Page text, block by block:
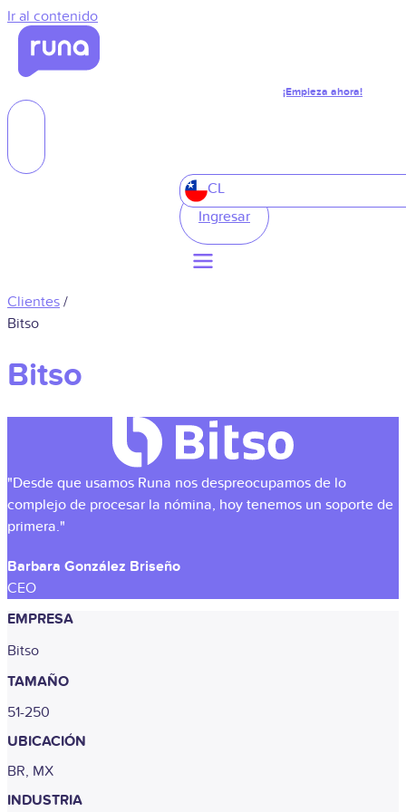
Ir al contenido
¡Empieza ahora!
CL
Ingresar
Clientes /
Bitso
Bitso
"Desde que usamos Runa nos despreocupamos de lo
complejo de procesar la nómina, hoy tenemos un soporte de
primera."
Barbara González Briseño
CEO
EMPRESA
Bitso
TAMAÑO
51-250
UBICACIÓN
BR, MX
INDUSTRIA